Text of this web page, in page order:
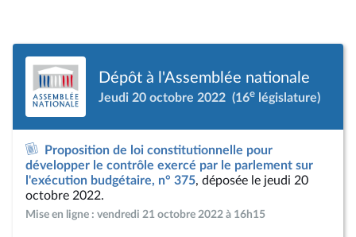
Dépôt à l'Assemblée nationale
Jeudi 20 octobre 2022 (16e législature)
Proposition de loi constitutionnelle pour
développer le contrôle exercé par le parlement sur
l'exécution budgétaire, n° 375, déposée le jeudi 20
octobre 2022.
Mise en ligne : vendredi 21 octobre 2022 à 16h15